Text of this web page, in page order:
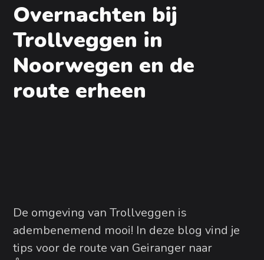
Overnachten bij
Trollveggen in
Noorwegen en de
route erheen
De omgeving van Trollveggen is
adembenemend mooi! In deze blog vind je
tips voor de route van Geiranger naar